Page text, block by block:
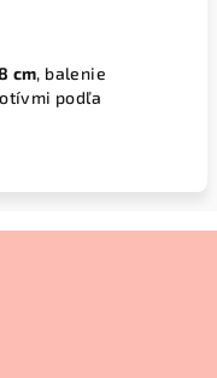
cm, balenie
podľa